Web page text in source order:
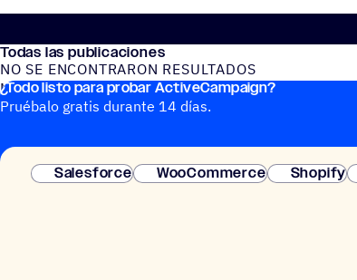
Todas las publicaciones
NO SE ENCONTRARON RESULTADOS
No se encontraron publicaciones del blog
¿Todo listo para probar ActiveCampaign?
Pruébalo gratis durante 14 días.
Salesforce
WooCommerce Shopify